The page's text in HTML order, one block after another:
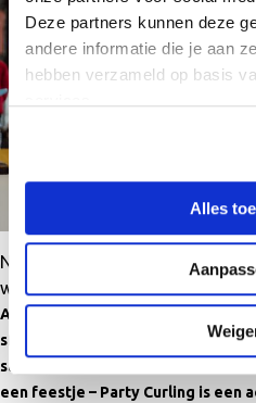
Deze partners kunnen deze
andere informatie die je aan
hebben verzameld op basis
Alles
Nieuw bij De Meent: Party
winter!
Alkmaar Sport introduceert Party
sfeervolle activiteit die
samenbrengt. Of je nu jong, oud,
een feestje – Party Curling is een